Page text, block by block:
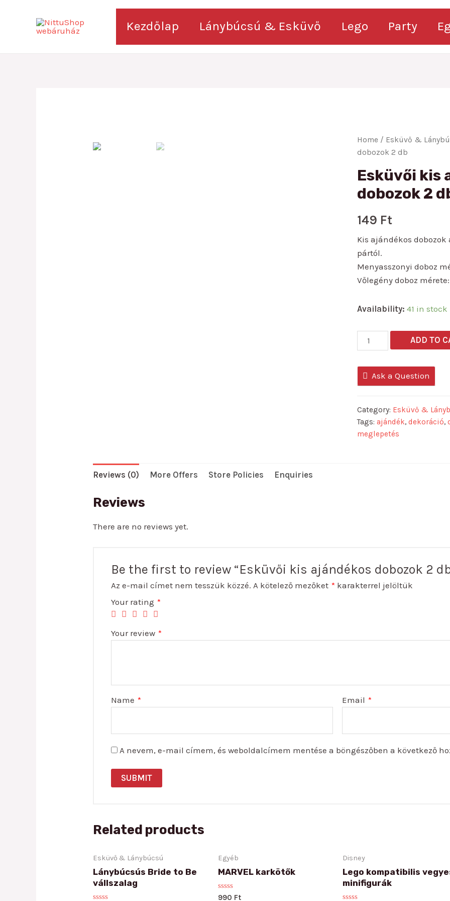
Kezdőlap Lánybúcsú & Esküvő Lego Party
Home / Esküvő &
dobozok 2 db
Esküvői kis
dobozok 2
149 Ft
Kis ajándékos dobozok
pártól.
Menyasszonyi doboz
Vőlegény doboz
Availability: 41 in stock
Esküvői
kis
dobozok
quantity
ADD TO
Ask a Question
Category: Esküvő &
Tags: ajándék, dekoráció,
meglepetés
Reviews (0) More Offers Store Policies Enquiries
Reviews
There are no reviews yet.
Be the first to review “Esküvői kis ajándékos dobozok 2
Az e-mail címet nem tesszük közzé. A kötelező mezőket * karakterrel jelöltük
Your rating *
Your review *
Name * Email *
A nevem, e-mail címem, és weboldalcímem mentése a böngészőben a következő
Related products
Esküvő & Lánybúcsú
Lánybúcsús Bride to Be
vállszalag
Egyéb
MARVEL karkötők
Rated
990 Ft
Disney
Lego kompatibilis
minifigurák